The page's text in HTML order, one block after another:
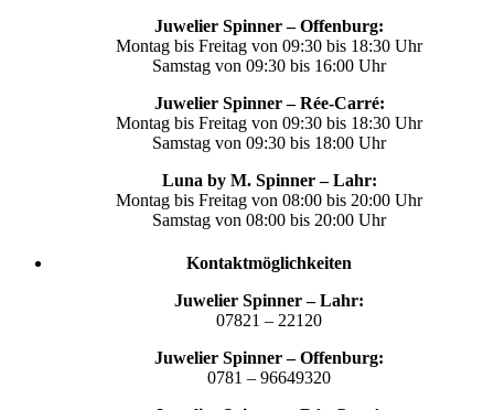
Juwelier Spinner – Offenburg:
Montag bis Freitag von 09:30 bis 18:30 Uhr
Samstag von 09:30 bis 16:00 Uhr
Juwelier Spinner – Rée-Carré:
Montag bis Freitag von 09:30 bis 18:30 Uhr
Samstag von 09:30 bis 18:00 Uhr
Luna by M. Spinner – Lahr:
Montag bis Freitag von 08:00 bis 20:00 Uhr
Samstag von 08:00 bis 20:00 Uhr
Kontaktmöglichkeiten
Juwelier Spinner – Lahr:
07821 – 22120
Juwelier Spinner – Offenburg:
0781 – 96649320